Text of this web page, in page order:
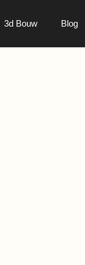
3d Bouw Blog